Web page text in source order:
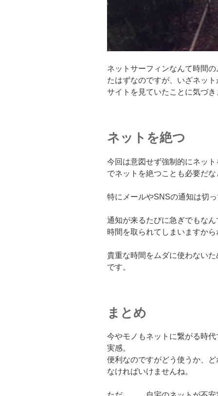
ネットサーフィンなんて時間
たはずなのですが、いざネッ
サイトを見ていたことに気づき
ネットを絶つ
今回は意図せず強制的にネッ
でネットを絶つことも必要だな
特にメールやSNSの通知は切
通知が来るたびに急ぎでもな
時間を取られてしまいますから
貴重な時間をムダに使わない
です。
まとめ
今やモノもネットに繋がる時
実感。
便利なのですがどう使うか、
なければいけませんね。